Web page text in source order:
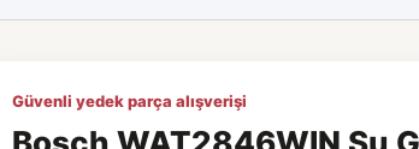
Güvenli yedek parça alışverişi